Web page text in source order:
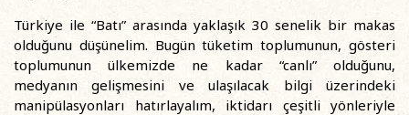
Türkiye ile “Batı” arasında yaklaşık 30 senelik bir makas
olduğunu düşünelim. Bugün tüketim toplumunun, gösteri
toplumunun ülkemizde ne kadar “canlı” olduğunu,
medyanın gelişmesini ve ulaşılacak bilgi üzerindeki
manipülasyonları hatırlayalım, iktidarı çeşitli yönleriyle